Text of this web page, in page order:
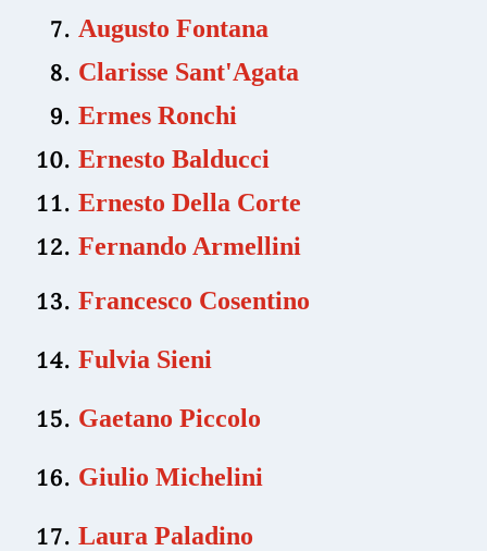
Augusto Fontana
Clarisse Sant'Agata
Ermes Ronchi
Ernesto Balducci
Ernesto Della Corte
Fernando Armellini
Francesco Cosentino
Fulvia Sieni
Gaetano Piccolo
Giulio Michelini
Laura Paladino